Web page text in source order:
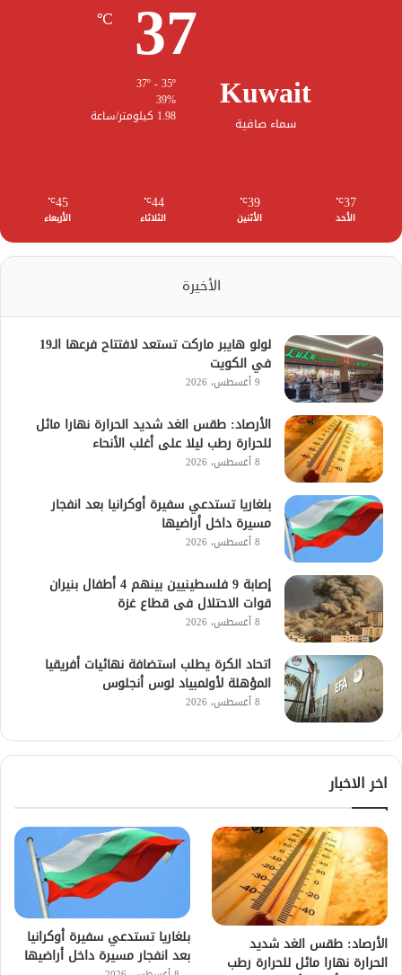
Kuwait
سماء صافية
37
℃
39%
1.98 كيلومتر/ساعة
37
℃
الأحد
39
℃
الأثنين
44
℃
الثلاثاء
45
℃
الأربعاء
الأخيرة
لولو هايبر ماركت تستعد لافتتاح فرعها الـ19
في الكويت
9 أغسطس، 2026
الأرصاد: طقس الغد شديد الحرارة نهارا مائل
للحرارة رطب ليلا على أغلب الأنحاء
8 أغسطس، 2026
بلغاريا تستدعي سفيرة أوكرانيا بعد انفجار
مسيرة داخل أراضيها
8 أغسطس، 2026
إصابة 9 فلسطينيين بينهم 4 أطفال بنيران
قوات الاحتلال فى قطاع غزة
8 أغسطس، 2026
اتحاد الكرة يطلب استضافة نهائيات أفريقيا
المؤهلة لأولمبياد لوس أنجلوس
8 أغسطس، 2026
اخر الاخبار
الأرصاد: طقس الغد شديد
الحرارة نهارا مائل للحرارة رطب
بلغاريا تستدعي سفيرة أوكرانيا
بعد انفجار مسيرة داخل أراضيها